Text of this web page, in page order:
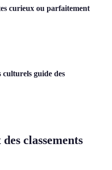
curieux ou parfaitement
culturels guide des
classements